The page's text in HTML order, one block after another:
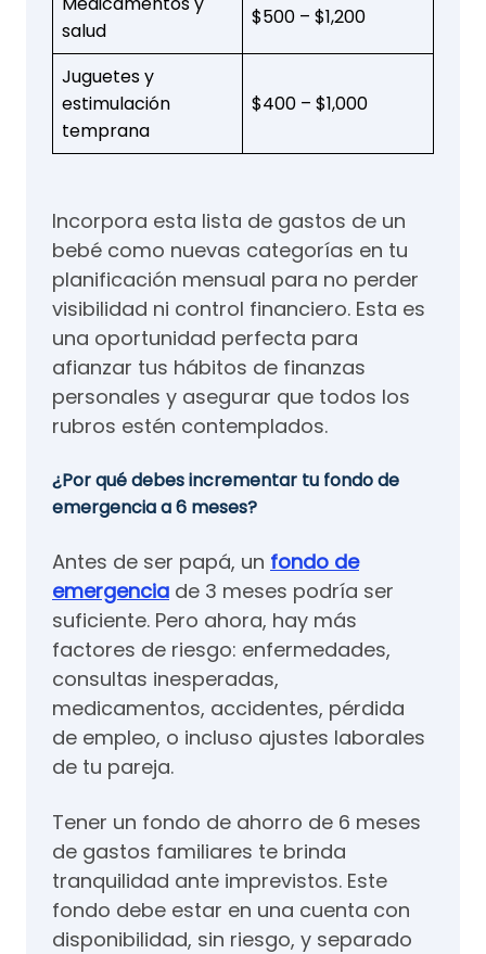
salud
$500 – $1,200
Juguetes y
estimulación
temprana
$400 – $1,000
Incorpora esta lista de gastos de un
bebé como nuevas categorías en tu
planificación mensual para no perder
visibilidad ni control financiero. Esta es
una oportunidad perfecta para
afianzar tus hábitos de finanzas
personales y asegurar que todos los
rubros estén contemplados.
¿Por qué debes incrementar tu fondo de
emergencia a 6 meses?
Antes de ser papá, un fondo de
emergencia de 3 meses podría ser
suficiente. Pero ahora, hay más
factores de riesgo: enfermedades,
consultas inesperadas,
medicamentos, accidentes, pérdida
de empleo, o incluso ajustes laborales
de tu pareja.
Tener un fondo de ahorro de 6 meses
de gastos familiares te brinda
tranquilidad ante imprevistos. Este
fondo debe estar en una cuenta con
disponibilidad, sin riesgo, y separado